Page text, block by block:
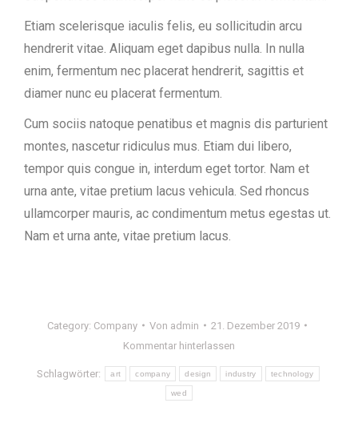
Etiam scelerisque iaculis felis, eu sollicitudin arcu
hendrerit vitae. Aliquam eget dapibus nulla. In nulla
enim, fermentum nec placerat hendrerit, sagittis et
diamer nunc eu placerat fermentum.
Cum sociis natoque penatibus et magnis dis parturient
montes, nascetur ridiculus mus. Etiam dui libero,
tempor quis congue in, interdum eget tortor. Nam et
urna ante, vitae pretium lacus vehicula. Sed rhoncus
ullamcorper mauris, ac condimentum metus egestas ut.
Nam et urna ante, vitae pretium lacus.
Category: Company Von admin
21. Dezember 2019
Kommentar hinterlassen
Schlagwörter: art company design industry technology
wed